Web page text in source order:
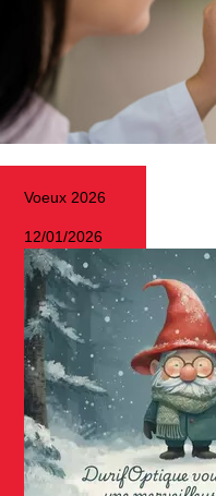
Voeux 2026
12/01/2026